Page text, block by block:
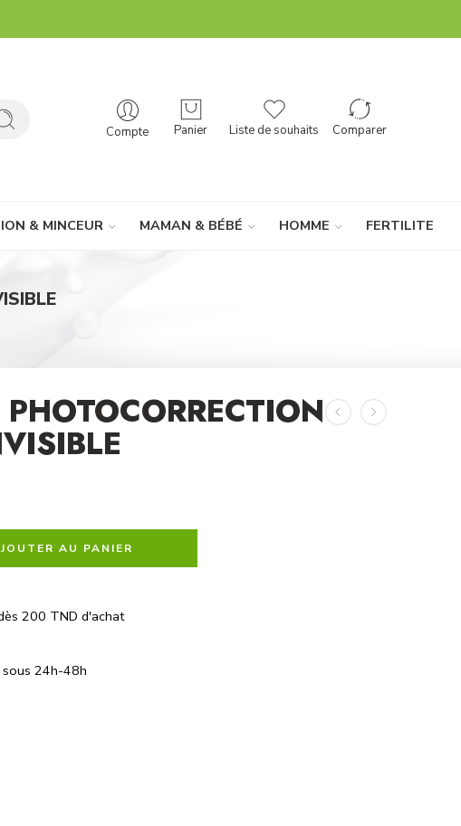
Compte Panier Liste de souhaits Comparer
& MINCEUR MAMAN & BÉBÉ HOMME FERTILITE
AU PANIER
200 TND d'achat
sous 24h-48h